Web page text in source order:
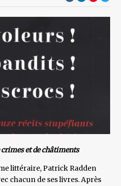
et de châtiments
littéraire, Patrick Radden
chacun de ses livres. Après